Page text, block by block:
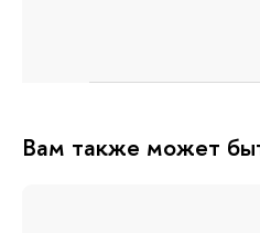
Вам также может